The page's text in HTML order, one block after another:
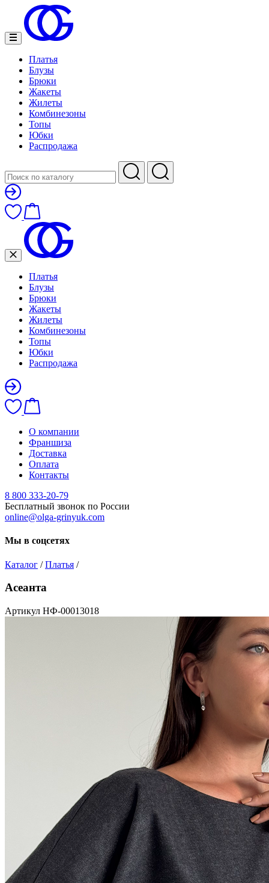
Платья
Блузы
Брюки
Жакеты
Жилеты
Комбинезоны
Топы
Юбки
Распродажа
Платья
Блузы
Брюки
Жакеты
Жилеты
Комбинезоны
Топы
Юбки
Распродажа
О компании
Франшиза
Доставка
Оплата
Контакты
8 800 333-20-79
Бесплатный звонок по России
online@olga-grinyuk.com
Мы в соцсетях
Каталог / Платья /
Асеанта
Артикул НФ-00013018